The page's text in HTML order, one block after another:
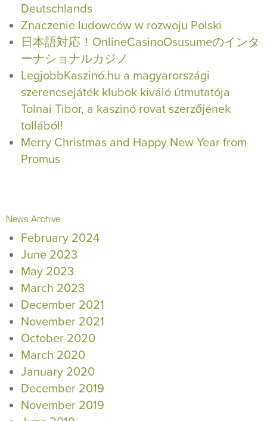
Deutschlands
Znaczenie ludowców w rozwoju Polski
日本語対応！OnlineCasinoOsusumeのインタ
ーナショナルカジノ
LegjobbKaszinó.hu a magyarországi
szerencsejáték klubok kiváló útmutatója
Tolnai Tibor, a kaszinó rovat szerzőjének
tollából!
Merry Christmas and Happy New Year from
Promus
News Archive
February 2024
June 2023
May 2023
March 2023
December 2021
November 2021
October 2020
March 2020
January 2020
December 2019
November 2019